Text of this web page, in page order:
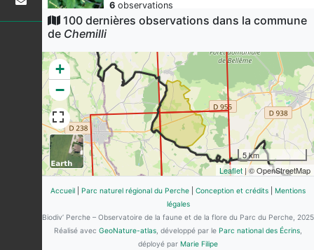
6 observations
Dernière observation en2023 Fiche espèce
Meles meles(Linnaeus, 1758)
observations
Dernière observation en
2012 Fiche espèce
Cirse des champs
Cirsium arvense(L.) Scop., 1772
observations
Dernière observation en2023 Fiche espèce
Ophrys mouche
Ophrys insectifera
4 observations
Dernière observation en
100 dernières observations dans la commune
de Chemilli
+
−
5 km
Leaflet | © OpenStreetMap
Accueil Parc naturel régional du Perche Conception et crédits
Mentions
légales
Biodiv’ Perche – Observatoire de la faune et de la flore du Parc du Perche, 2025
Réalisé avec GeoNature-atlas , développé par le Parc national des Écrins
déployé par Marie Filipe